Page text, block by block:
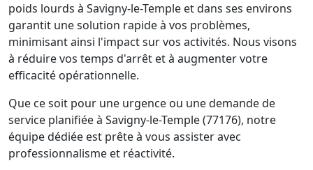
poids lourds à Savigny-le-Temple et dans ses environs
garantit une solution rapide à vos problèmes,
minimisant ainsi l'impact sur vos activités. Nous visons
à réduire vos temps d'arrêt et à augmenter votre
efficacité opérationnelle.
Que ce soit pour une urgence ou une demande de
service planifiée à Savigny-le-Temple (77176), notre
équipe dédiée est prête à vous assister avec
professionnalisme et réactivité.